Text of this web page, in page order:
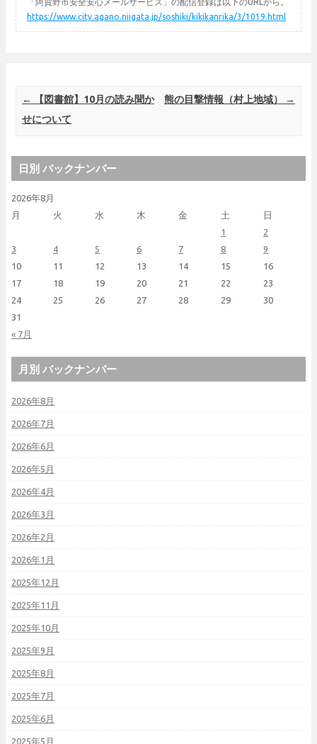
https://www.city.agano.niigata.jp/soshiki/kikikanrika/3/1019.html
Post navigation
←
【図書館】10月の読み聞か
せについて
熊の目撃情報（村上地域） →
日別 バックナンバー
2026年8月
月
火 水 木 金 土 日
« 7月
1
2
3
4 5 6 7 8
9
10
11 12 13 14 15
16
17
18 19 20 21 22
23
24
25 26 27 28 29
30
31
月別 バックナンバー
2026年8月
2026年7月
2026年6月
2026年5月
2026年4月
2026年3月
2026年2月
2026年1月
2025年12月
2025年11月
2025年10月
2025年9月
2025年8月
2025年7月
2025年6月
2025年5月